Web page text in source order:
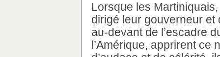
Lorsque les
dirigé leur gouverneur et
au-devant de l’escadre
l’Amérique, apprirent ce